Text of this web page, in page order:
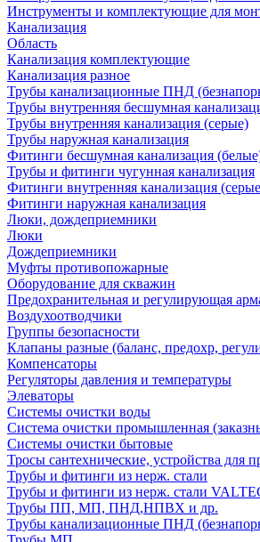
Инструменты и комплектующие для
Канализация
Область
Канализация комплектующие
Канализация разное
Трубы канализационные ПНД
Трубы внутренняя бесшумная
Трубы внутренняя канализация (серые)
Трубы наружная канализация
Фитинги бесшумная канализация
Трубы и фитинги чугунная канализация
Фитинги внутренняя канализация
Фитинги наружная канализация
Люки, дождеприемники
Люки
Дождеприемники
Муфты противопожарные
Оборудование для скважин
Предохранительная и регулирующая
Воздухоотводчики
Группы безопасности
Клапаны разные (баланс, предохр,
Компенсаторы
Регуляторы давления и температуры
Элеваторы
Системы очистки воды
Система очистки промышленная
Системы очистки бытовые
Тросы сантехнические, устройства для
Трубы и фитинги из нерж. стали
Трубы и фитинги из нерж. стали
Трубы ПП, МП, ПНД,НПВХ и др.
Трубы канализационные ПНД